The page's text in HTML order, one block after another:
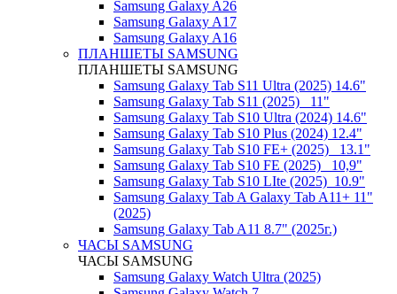
Samsung Galaxy A26
Samsung Galaxy A17
Samsung Galaxy A16
ПЛАНШЕТЫ SAMSUNG
ПЛАНШЕТЫ SAMSUNG
Samsung Galaxy Tab S11 Ultra (2025) 14.6"
Samsung Galaxy Tab S11 (2025) _11"
Samsung Galaxy Tab S10 Ultra (2024) 14.6"
Samsung Galaxy Tab S10 Plus (2024) 12.4"
Samsung Galaxy Tab S10 FE+ (2025)_ 13.1"
Samsung Galaxy Tab S10 FE (2025)_ 10,9"
Samsung Galaxy Tab S10 LIte (2025)_10.9"
Samsung Galaxy Tab A Galaxy Tab A11+ 11"
(2025)
Samsung Galaxy Tab A11 8.7" (2025г.)
ЧАСЫ SAMSUNG
ЧАСЫ SAMSUNG
Samsung Galaxy Watch Ultra (2025)